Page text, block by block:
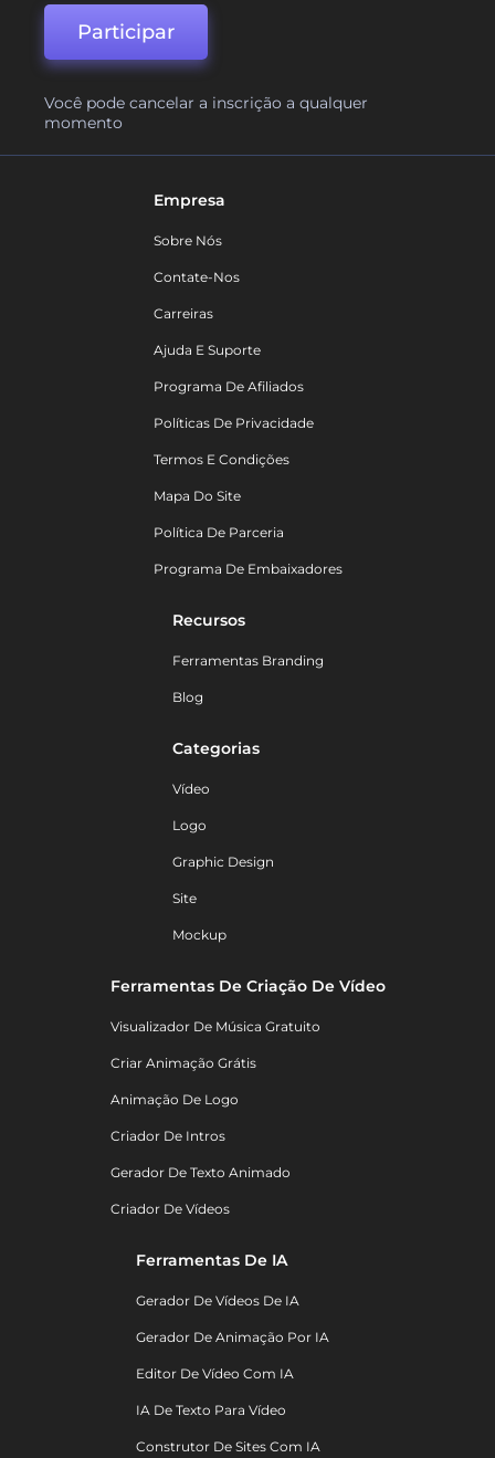
Participar
Você pode cancelar a inscrição a qualquer
momento
Empresa
Sobre Nós
Contate-Nos
Carreiras
Ajuda E Suporte
Programa De Afiliados
Políticas De Privacidade
Termos E Condições
Mapa Do Site
Política De Parceria
Programa De Embaixadores
Recursos
Ferramentas Branding
Blog
Categorias
Vídeo
Logo
Graphic Design
Site
Mockup
Ferramentas De Criação De Vídeo
Visualizador De Música Gratuito
Criar Animação Grátis
Animação De Logo
Criador De Intros
Gerador De Texto Animado
Criador De Vídeos
Ferramentas De IA
Gerador De Vídeos De IA
Gerador De Animação Por IA
Editor De Vídeo Com IA
IA De Texto Para Vídeo
Construtor De Sites Com IA